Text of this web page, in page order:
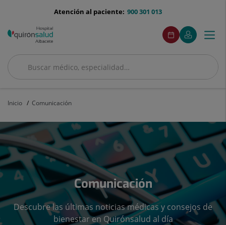
menu-
900 301 013
Atención al paciente:
Buscar
Buscar
menuAcceso
Pedir
cita
Este
enlace
se
en
Mi
Quirónsalud
Este
enlace
se
en
ventana
nueva.
Menú
Inicio Comunicación
Comunicación
Descubre las últimas noticias médicas y consejos de
bienestar en Quirónsalud al día